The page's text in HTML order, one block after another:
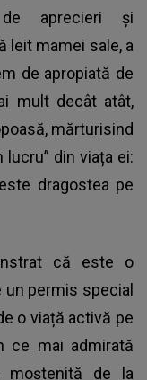
aprecieri și
leit mamei sale, a
de apropiată de
mult decât atât,
mărturisind
din viața ei:
dragostea pe
că este o
un permis special
o viață activă pe
ce mai admirată
moștenită de la